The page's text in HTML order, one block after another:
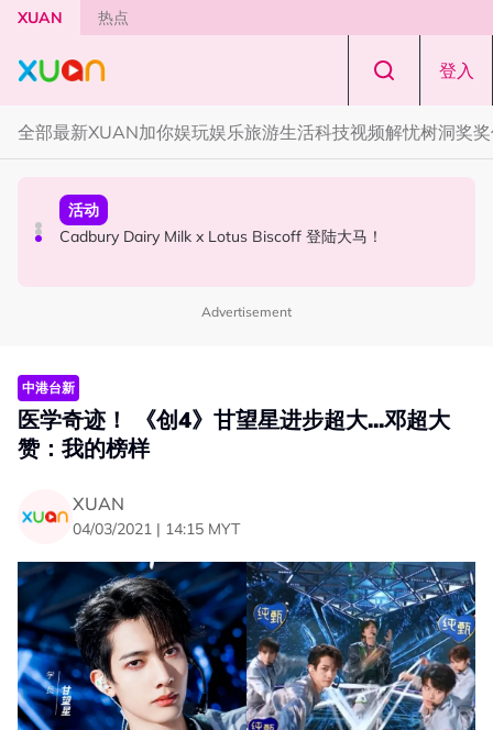
Skip to main content
XUAN 热点
登入
全部最新XUAN加你娱玩娱乐旅游生活科技视频解忧树洞奖
本地星闻
Henn国贤 “Aunty Henn 脱口秀专场 《笑笑笑笑丧》”！10
国际星闻
Tom Holland “Spiderman” 替身曝光！“替完蜘蛛人，马上
活动
Cadbury Dairy Milk x Lotus Biscoff 登陆大马！
Advertisement
中港台新
医学奇迹！ 《创4》甘望星进步超大...邓超大
赞：我的榜样
XUAN
04/03/2021 | 14:15 MYT